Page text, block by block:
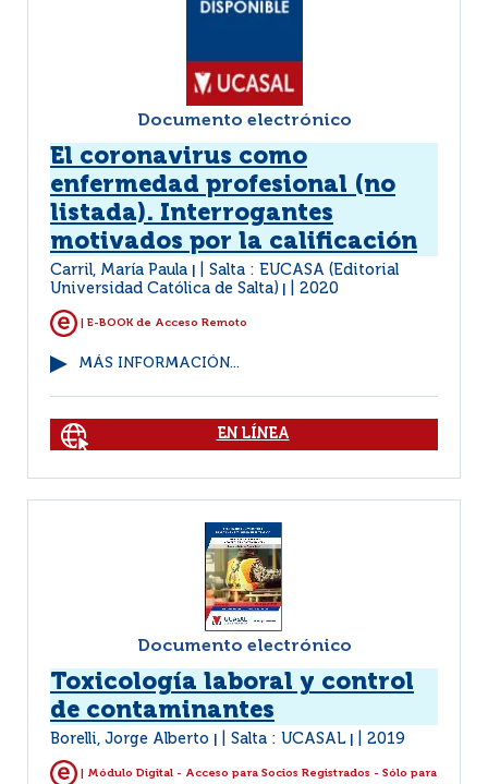
Documento electrónico
El coronavirus como
enfermedad profesional (no
listada). Interrogantes
motivados por la calificación
Carril, María Paula
Salta : EUCASA (Editorial
Universidad Católica de Salta)
2020
| E-BOOK de Acceso Remoto
MÁS INFORMACIÓN...
EN LÍNEA
Documento electrónico
Toxicología laboral y control
de contaminantes
Borelli, Jorge Alberto Salta : UCASAL 2019
| Módulo Digital - Acceso para Socios Registrados - Sólo para